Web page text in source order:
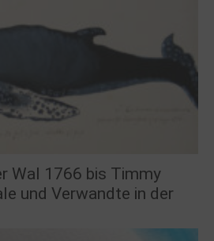
Wal 1766 bis Timmy
und Verwandte in der